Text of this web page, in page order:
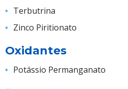
Terbutrina
Zinco Piritionato
Oxidantes
Potássio Permanganato